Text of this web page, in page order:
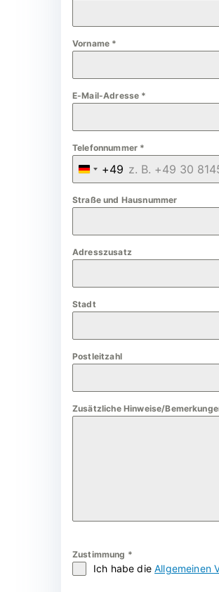
Vorname *
E-Mail-Adresse *
Telefonnummer *
G
e
m
a
+
9
+49
Straße und Hausnummer
Adresszusatz
Stadt
Postleitzahl
Zusätzliche Hinweise/
Zustimmung *
Ich habe dieAllgemeinen